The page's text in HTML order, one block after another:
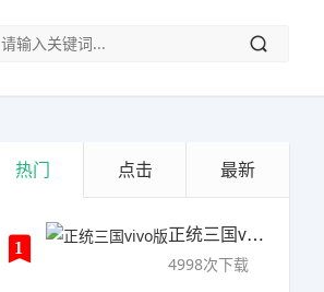
热门 点击 最新
1
正统三国vivo版
4998次下载